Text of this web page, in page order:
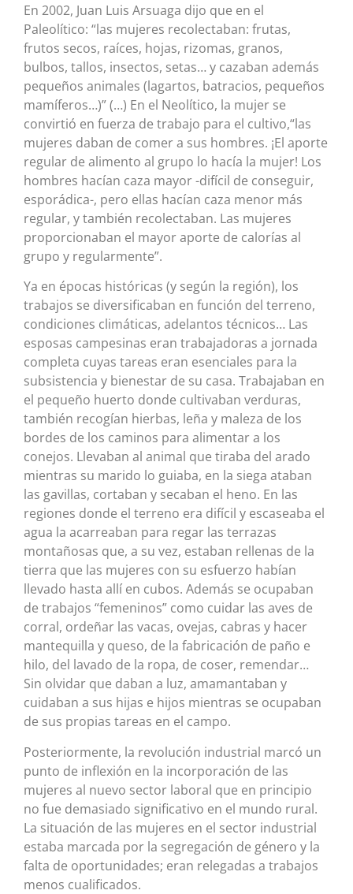
En 2002, Juan Luis Arsuaga dijo que en el
Paleolítico: “las mujeres recolectaban: frutas,
frutos secos, raíces, hojas, rizomas, granos,
bulbos, tallos, insectos, setas… y cazaban además
pequeños animales (lagartos, batracios, pequeños
mamíferos…)” (…) En el Neolítico, la mujer se
convirtió en fuerza de trabajo para el cultivo,“las
mujeres daban de comer a sus hombres. ¡El aporte
regular de alimento al grupo lo hacía la mujer! Los
hombres hacían caza mayor -difícil de conseguir,
esporádica-, pero ellas hacían caza menor más
regular, y también recolectaban. Las mujeres
proporcionaban el mayor aporte de calorías al
grupo y regularmente”.
Ya en épocas históricas (y según la región), los
trabajos se diversificaban en función del terreno,
condiciones climáticas, adelantos técnicos… Las
esposas campesinas eran trabajadoras a jornada
completa cuyas tareas eran esenciales para la
subsistencia y bienestar de su casa. Trabajaban en
el pequeño huerto donde cultivaban verduras,
también recogían hierbas, leña y maleza de los
bordes de los caminos para alimentar a los
conejos. Llevaban al animal que tiraba del arado
mientras su marido lo guiaba, en la siega ataban
las gavillas, cortaban y secaban el heno. En las
regiones donde el terreno era difícil y escaseaba el
agua la acarreaban para regar las terrazas
montañosas que, a su vez, estaban rellenas de la
tierra que las mujeres con su esfuerzo habían
llevado hasta allí en cubos. Además se ocupaban
de trabajos “femeninos” como cuidar las aves de
corral, ordeñar las vacas, ovejas, cabras y hacer
mantequilla y queso, de la fabricación de paño e
hilo, del lavado de la ropa, de coser, remendar…
Sin olvidar que daban a luz, amamantaban y
cuidaban a sus hijas e hijos mientras se ocupaban
de sus propias tareas en el campo.
Posteriormente, la revolución industrial marcó un
punto de inflexión en la incorporación de las
mujeres al nuevo sector laboral que en principio
no fue demasiado significativo en el mundo rural.
La situación de las mujeres en el sector industrial
estaba marcada por la segregación de género y la
falta de oportunidades; eran relegadas a trabajos
menos cualificados.